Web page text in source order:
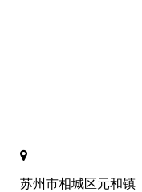
苏州市相城区元和镇